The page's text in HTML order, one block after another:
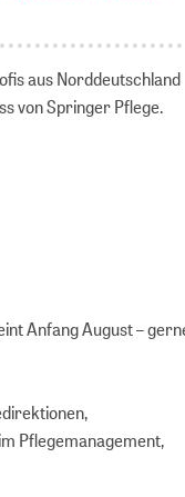
aus Norddeutschland
von Springer Pflege.
Anfang August –
Pflegemanagement,